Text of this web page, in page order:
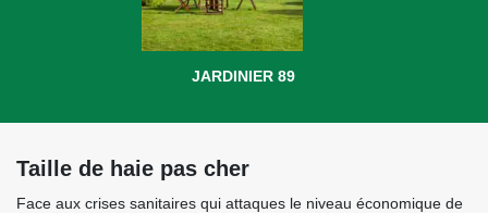
JARDINIER 89
Taille de haie pas cher
Face aux crises sanitaires qui attaques le niveau économique de